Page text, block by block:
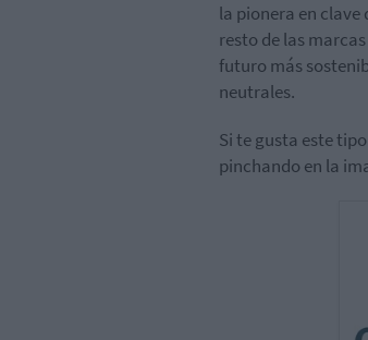
la pionera en
resto de las
futuro más
neutrales.
Si te gusta este
pinchando en la